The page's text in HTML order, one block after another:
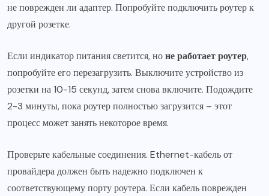
не поврежден ли адаптер. Попробуйте подключить роутер к
другой розетке.
Если индикатор питания светится, ноне работает роутер,
попробуйте его перезагрузить. Выключите устройство из
розетки на 10-15 секунд, затем снова включите. Подождите
2-3 минуты, пока роутер полностью загрузится – этот
процесс может занять некоторое время.
Проверьте кабельные соединения. Ethernet-кабель от
провайдера должен быть надежно подключен к
соответствующему порту роутера. Если кабель поврежден